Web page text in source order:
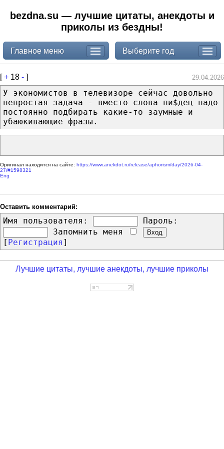
bezdna.su — лучшие цитаты, анекдоты и
приколы из бездны!
Главное меню Выберите год
[+ 18 - ] 29.04.2026
У экономистов в телевизоре сейчас довольно
непростая задача - вместо слова пи$дец надо
постоянно подбирать какие-то заумные и
убаюкивающие фразы.
Оригинал находится на сайте: https://www.anekdot.ru/release/aphorism/day/2026-04-
27/#1598321
Eng
Оставить комментарий:
Имя пользователя:
Пароль:
Запомнить меня
[ Регистрация ]
Лучшие цитаты, лучшие анекдоты, лучшие приколы